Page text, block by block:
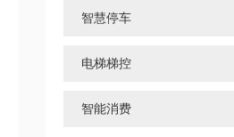
智慧停车
电梯梯控
智能消费